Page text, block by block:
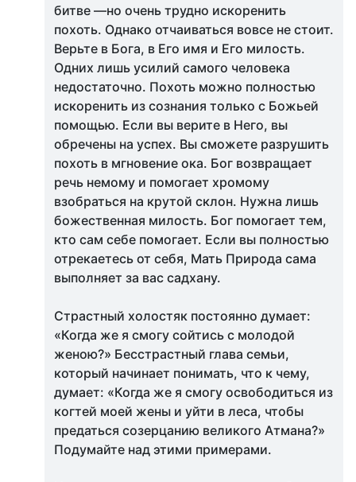
битве —но очень трудно искоренить
похоть. Однако отчаиваться вовсе не стоит.
Верьте в Бога, в Его имя и Его милость.
Одних лишь усилий самого человека
недостаточно. Похоть можно полностью
искоренить из сознания только с Божьей
помощью. Если вы верите в Него, вы
обречены на успех. Вы сможете разрушить
похоть в мгновение ока. Бог возвращает
речь немому и помогает хромому
взобраться на крутой склон. Нужна лишь
божественная милость. Бог помогает тем,
кто сам себе помогает. Если вы полностью
отрекаетесь от себя, Мать Природа сама
выполняет за вас садхану.
Страстный холостяк постоянно думает:
«Когда же я смогу сойтись с молодой
женою?» Бесстрастный глава семьи,
который начинает понимать, что к чему,
думает: «Когда же я смогу освободиться из
когтей моей жены и уйти в леса, чтобы
предаться созерцанию великого Атмана?»
Подумайте над этими примерами.